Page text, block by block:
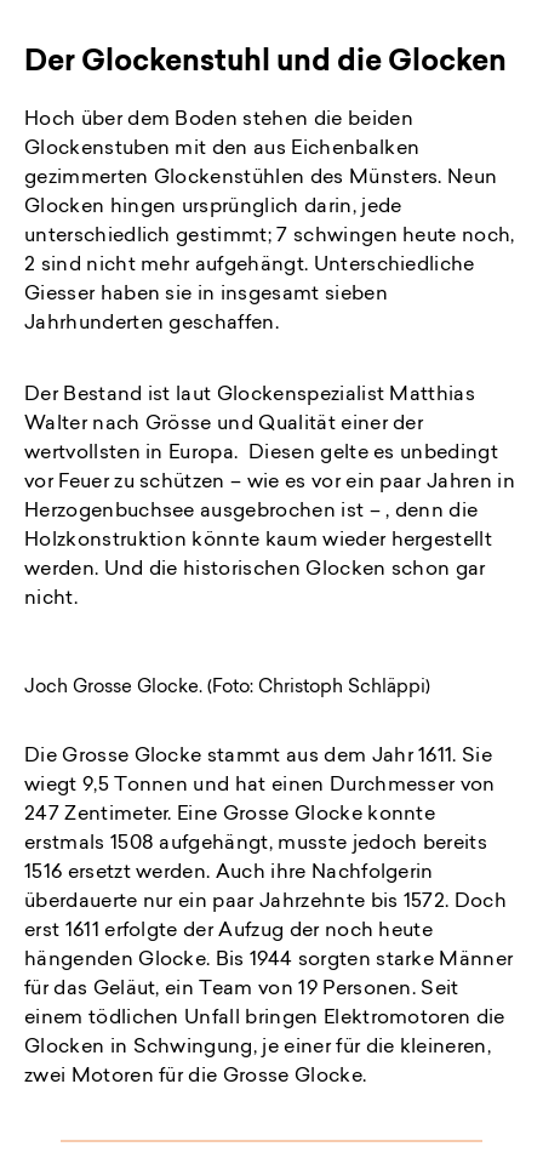
Der Glockenstuhl und die Glocken
Hoch über dem Boden stehen die beiden
Glockenstuben mit den aus Eichenbalken
gezimmerten Glockenstühlen des Münsters. Neun
Glocken hingen ursprünglich darin, jede
unterschiedlich gestimmt; 7 schwingen heute noch,
2 sind nicht mehr aufgehängt. Unterschiedliche
Giesser haben sie in insgesamt sieben
Jahrhunderten geschaffen.
Der Bestand ist laut Glockenspezialist Matthias
Walter nach Grösse und Qualität einer der
wertvollsten in Europa. Diesen gelte es unbedingt
vor Feuer zu schützen – wie es vor ein paar Jahren in
Herzogenbuchsee ausgebrochen ist – , denn die
Holzkonstruktion könnte kaum wieder hergestellt
werden. Und die historischen Glocken schon gar
nicht.
Joch Grosse Glocke. (Foto: Christoph Schläppi)
Die Grosse Glocke stammt aus dem Jahr 1611. Sie
wiegt 9,5 Tonnen und hat einen Durchmesser von
247 Zentimeter. Eine Grosse Glocke konnte
erstmals 1508 aufgehängt, musste jedoch bereits
1516 ersetzt werden. Auch ihre Nachfolgerin
überdauerte nur ein paar Jahrzehnte bis 1572. Doch
erst 1611 erfolgte der Aufzug der noch heute
hängenden Glocke. Bis 1944 sorgten starke Männer
für das Geläut, ein Team von 19 Personen. Seit
einem tödlichen Unfall bringen Elektromotoren die
Glocken in Schwingung, je einer für die kleineren,
zwei Motoren für die Grosse Glocke.